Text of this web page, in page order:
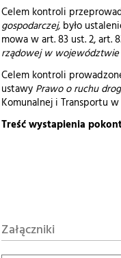
Celem kontroli
gospodarczej, było
mowa w art. 83 ust. 2, art.
rządowej w województwie
Celem kontroli
ustawy Prawo o ruchu
Komunalnej i Transportu
Treść wystapienia
Załączniki